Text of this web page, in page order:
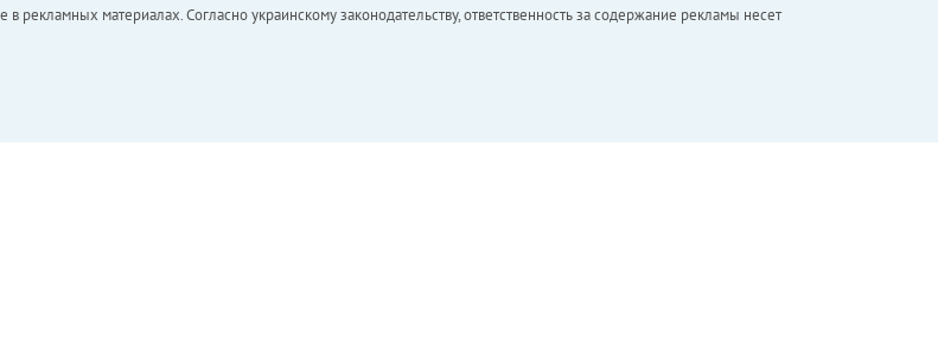
материалах. Согласно украинскому законодательству, ответственность за содержание рекламы несет